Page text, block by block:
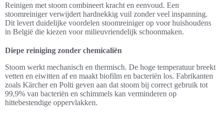
Reinigen met stoom combineert kracht en eenvoud. Een
stoomreiniger verwijdert hardnekkig vuil zonder veel inspanning.
Dit levert duidelijke voordelen stoomreiniger op voor huishoudens
in België die kiezen voor milieuvriendelijk schoonmaken.
Diepe reiniging zonder chemicaliën
Stoom werkt mechanisch en thermisch. De hoge temperatuur breekt
vetten en eiwitten af en maakt biofilm en bacteriën los. Fabrikanten
zoals Kärcher en Polti geven aan dat stoom bij correct gebruik tot
99,9% van bacteriën en schimmels kan verminderen op
hittebestendige oppervlakken.